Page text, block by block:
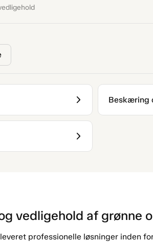
Beskæring
vedligehold af grønne
professionelle løsninger inden